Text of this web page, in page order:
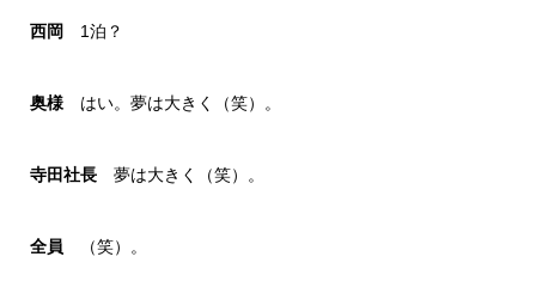
西岡 1泊？
奥様 はい。夢は大きく（笑）。
寺田社長 夢は大きく（笑）。
全員 （笑）。